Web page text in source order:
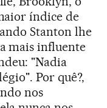
índice de
Stanton lhe
mais influente
"Nadia
Por quê?,
nos